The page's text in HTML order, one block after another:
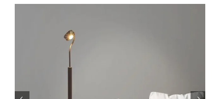
Lichtplanung